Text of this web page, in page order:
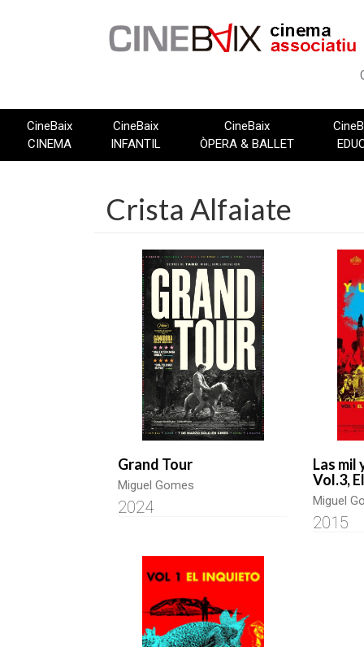
CineBaix
CINEMA
CineBaix
INFANTIL
CineBaix
ÒPERA & BALLET
Crista Alfaiate
Grand Tour
Miguel Gomes
2024
Las mil
Vol.3,
Miguel
2015